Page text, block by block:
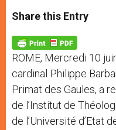
t
s
p
p
s
e
g
e
r
e
b
o
k
Share this Entry
ROME, Mercredi 10
cardinal Philippe
Primat des Gaules, a
de l’Institut de
de l’Université d’Etat